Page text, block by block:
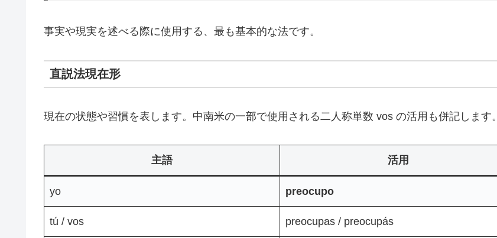
事実や現実を述べる際に使用する、最も基本的な法です。
直説法現在形
現在の状態や習慣を表します。中南米の一部で使用される二人称単数 vos の活用も併記します。
主語 活用
yo preocupo
tú / vos preocupas / preocupás